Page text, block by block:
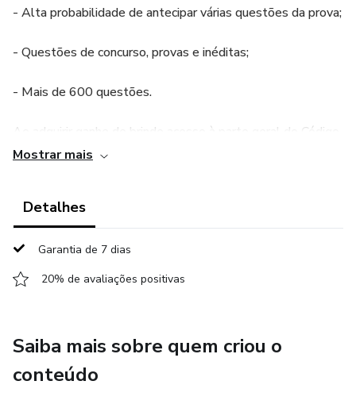
- Alta probabilidade de antecipar várias questões da prova;
- Questões de concurso, provas e inéditas;
- Mais de 600 questões.
Ao adquirir ganhe de brinde acesso à parte geral do Código
Penal Militar organizado para concurso!
Mostrar mais
Detalhes
Garantia de 7 dias
20% de avaliações positivas
Saiba mais sobre quem criou o
conteúdo